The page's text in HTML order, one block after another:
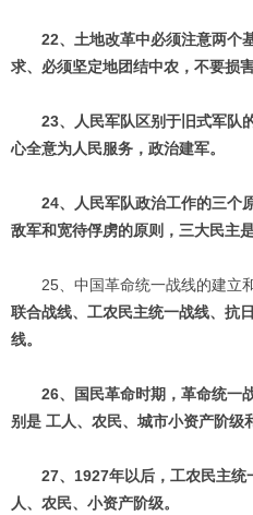
22、土地改革中必须注意两个
求、必须坚定地团结中农，不要损
23、人民军队区别于旧式军队
心全意为人民服务，政治建军。
24、人民军队政治工作的三个
敌军和宽待俘虏的原则，三大民主
25、中国革命统一战线的建立
联合战线、工农民主统一战线、抗
线。
26、国民革命时期，革命统一
别是 工人、农民、城市小资产阶级
27、1927年以后，工农民主统
人、农民、小资产阶级。